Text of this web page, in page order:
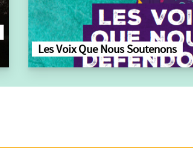
Les Voix Que Nous Soutenons